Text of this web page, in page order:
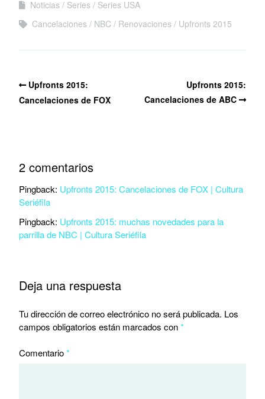
montón
desierto
Noticias Series
Series USA
Cancelaciones
NBC Renovaciones Upfronts 2015
Upfronts 2015:
Cancelaciones de FOX
Upfronts 2015:
Cancelaciones de ABC
2 comentarios
Pingback: Upfronts 2015: Cancelaciones de FOX | Cultura
Seriéfila
Pingback: Upfronts 2015: muchas novedades para la
parrilla de NBC | Cultura Seriéfila
Deja una respuesta
Tu dirección de correo electrónico no será publicada. Los
campos obligatorios están marcados con*
Comentario*